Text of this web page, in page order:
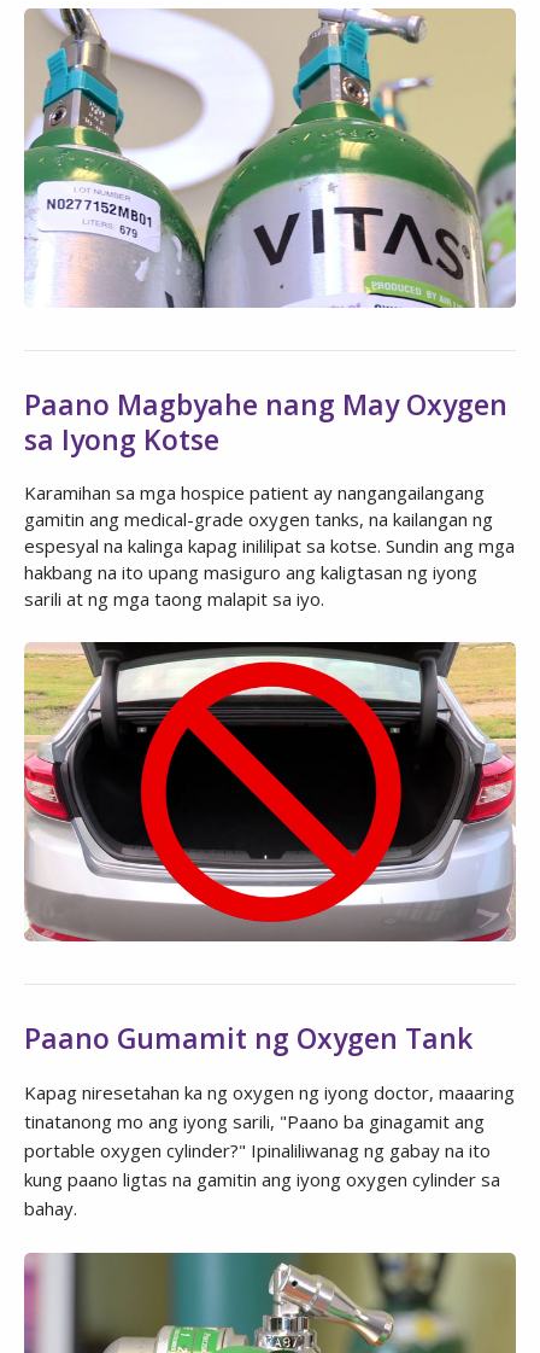
Paano Magbyahe nang May Oxygen
sa Iyong Kotse
Karamihan sa mga hospice patient ay nangangailangang
gamitin ang medical-grade oxygen tanks, na kailangan ng
espesyal na kalinga kapag inililipat sa kotse. Sundin ang mga
hakbang na ito upang masiguro ang kaligtasan ng iyong
sarili at ng mga taong malapit sa iyo.
Paano Gumamit ng Oxygen Tank
Kapag niresetahan ka ng oxygen ng iyong doctor, maaaring
tinatanong mo ang iyong sarili, "Paano ba ginagamit ang
portable oxygen cylinder?" Ipinaliliwanag ng gabay na ito
kung paano ligtas na gamitin ang iyong oxygen cylinder sa
bahay.